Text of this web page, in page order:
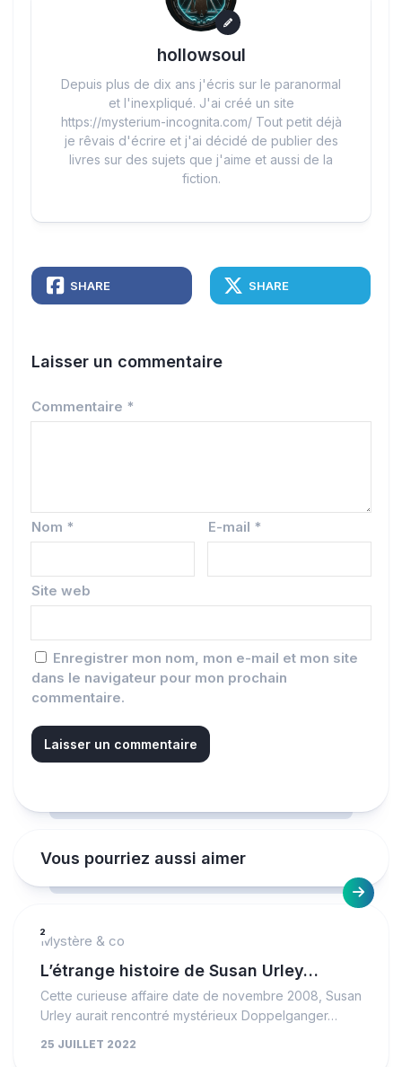
hollowsoul
Depuis plus de dix ans j'écris sur le paranormal
et l'inexpliqué. J'ai créé un site
https://mysterium-incognita.com/ Tout petit déjà
je rêvais d'écrire et j'ai décidé de publier des
livres sur des sujets que j'aime et aussi de la
fiction.
SHARE SHARE
Laisser un commentaire
Commentaire *
Nom * E-mail *
Site web
Enregistrer mon nom, mon e-mail et mon site
dans le navigateur pour mon prochain
commentaire.
Vous pourriez aussi aimer
2
Mystère & co
L’étrange histoire de Susan Urley…
Cette curieuse affaire date de novembre 2008, Susan
Urley aurait rencontré mystérieux Doppelganger…
25 JUILLET 2022